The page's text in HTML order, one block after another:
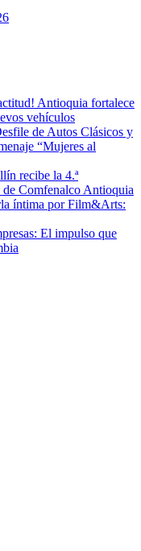
Antioquia fortalece
vehículos
de Autos Clásicos y
“Mujeres al
recibe la 4.ª
Comfenalco Antioquia
íntima por Film&Arts:
El impulso que